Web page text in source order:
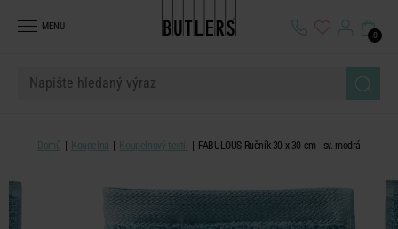
MENU
0
Domů Koupelna Koupelnový textil FABULOUS Ručník 30 x 30 cm - sv. modrá